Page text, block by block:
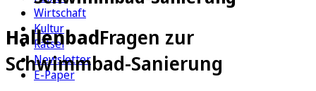
Wirtschaft
Kultur
Rätsel
Newsletter
E-Paper
HallenbadFragen zur
Schwimmbad-Sanierung